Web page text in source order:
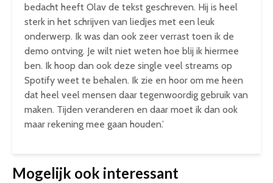
bedacht heeft Olav de tekst geschreven. Hij is heel
sterk in het schrijven van liedjes met een leuk
onderwerp. Ik was dan ook zeer verrast toen ik de
demo ontving. Je wilt niet weten hoe blij ik hiermee
ben. Ik hoop dan ook deze single veel streams op
Spotify weet te behalen. Ik zie en hoor om me heen
dat heel veel mensen daar tegenwoordig gebruik van
maken. Tijden veranderen en daar moet ik dan ook
maar rekening mee gaan houden.’
Mogelijk ook interessant